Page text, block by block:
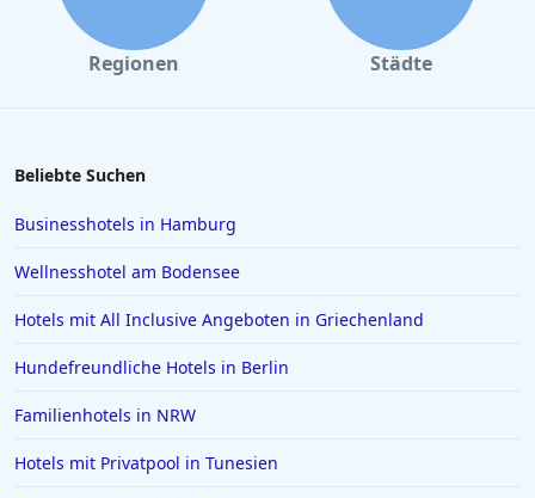
Regionen Städte
Beliebte Suchen
Businesshotels in Hamburg
Wellnesshotel am Bodensee
Hotels mit All Inclusive Angeboten in Griechenland
Hundefreundliche Hotels in Berlin
Familienhotels in NRW
Hotels mit Privatpool in Tunesien